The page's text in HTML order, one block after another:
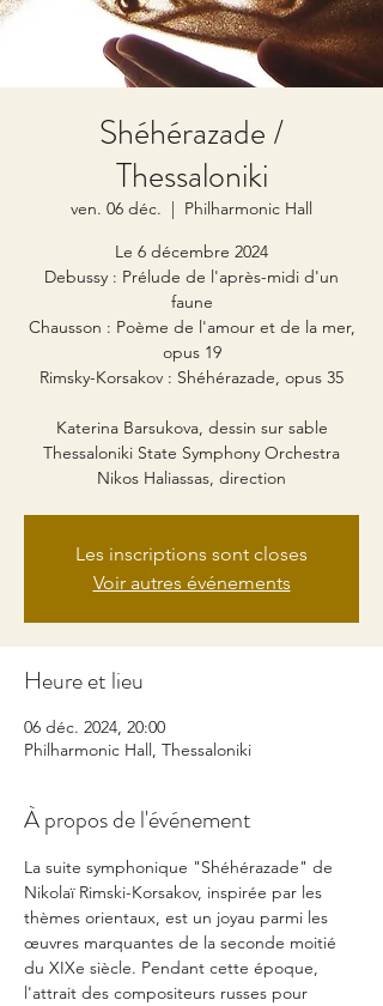
Shéhérazade /
Thessaloniki
ven. 06 déc.
  |
Philharmonic Hall
Le 6 décembre 2024
Debussy : Prélude de l'après-midi d'un
faune
Chausson : Poème de l'amour et de la mer,
opus 19
Rimsky-Korsakov : Shéhérazade, opus 35
Katerina Barsukova, dessin sur sable
Thessaloniki State Symphony Orchestra
Nikos Haliassas, direction
Les inscriptions sont closes
Voir autres événements
Heure et lieu
06 déc. 2024, 20:00
Philharmonic Hall, Thessaloniki
À propos de l'événement
La suite symphonique "Shéhérazade" de
Nikolaï Rimski-Korsakov, inspirée par les
thèmes orientaux, est un joyau parmi les
œuvres marquantes de la seconde moitié
du XIXe siècle. Pendant cette époque,
l'attrait des compositeurs russes pour